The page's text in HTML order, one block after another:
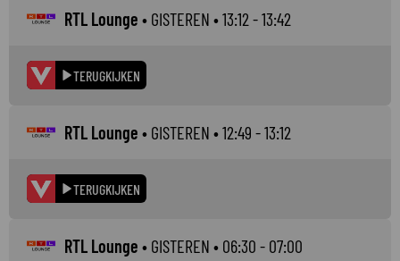
RTL Lounge • GISTEREN • 13:12 - 13:42
TERUGKIJKEN
RTL Lounge • GISTEREN • 12:49 - 13:12
TERUGKIJKEN
RTL Lounge • GISTEREN • 06:30 - 07:00